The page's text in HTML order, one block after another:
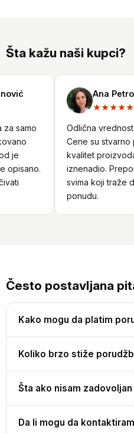
Šta kažu naši kupci?
samo
je
Ana
★★★★★
Odlična vrednost
Cene su stvarno
kvalitet proizvoda
iznenadio.
svima koji traže
ponudu.
Često postavljana
Kako mogu da platim
Koliko brzo stiže
Šta ako nisam
Da li mogu da